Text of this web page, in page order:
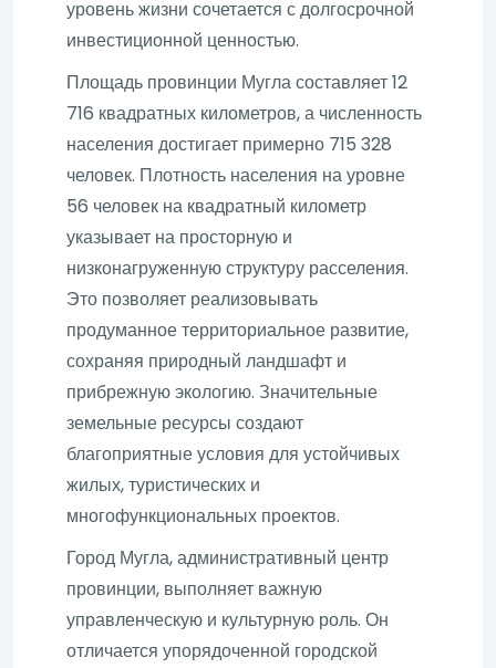
уровень жизни сочетается с долгосрочной
инвестиционной ценностью.
Площадь провинции Мугла составляет 12
716 квадратных километров, а численность
населения достигает примерно 715 328
человек. Плотность населения на уровне
56 человек на квадратный километр
указывает на просторную и
низконагруженную структуру расселения.
Это позволяет реализовывать
продуманное территориальное развитие,
сохраняя природный ландшафт и
прибрежную экологию. Значительные
земельные ресурсы создают
благоприятные условия для устойчивых
жилых, туристических и
многофункциональных проектов.
Город Мугла, административный центр
провинции, выполняет важную
управленческую и культурную роль. Он
отличается упорядоченной городской